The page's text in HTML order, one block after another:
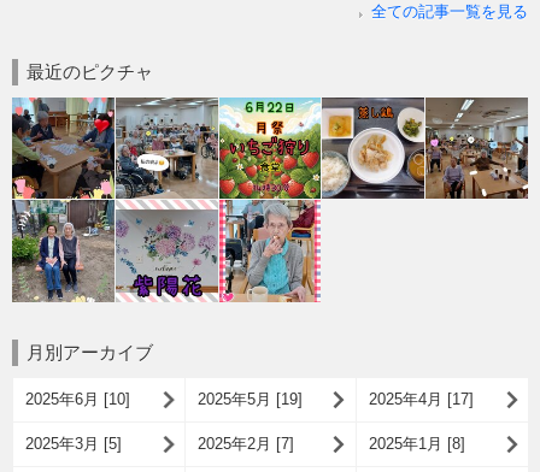
全ての記事一覧を見る
最近のピクチャ
月別アーカイブ
2025年6月 [10] 2025年5月 [19] 2025年4月 [17]
2025年3月 [5] 2025年2月 [7] 2025年1月 [8]